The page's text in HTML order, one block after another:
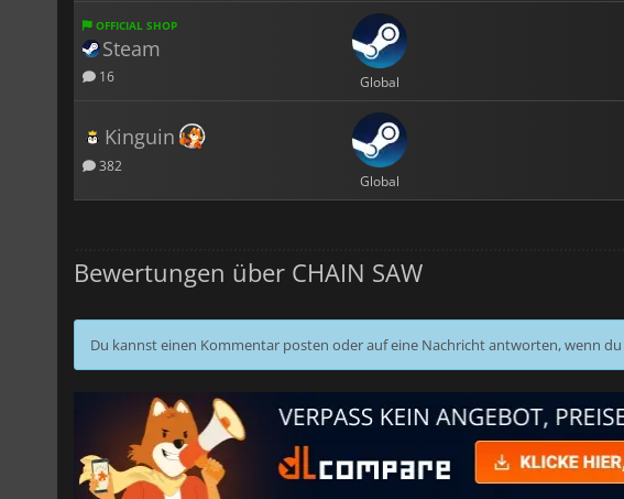
OFFICIAL SHOP
Steam
16 Global
Kinguin
382
Global
Bewertungen über CHAIN SAW
Du kannst einen Kommentar posten oder auf eine Nachricht antworten, wenn du